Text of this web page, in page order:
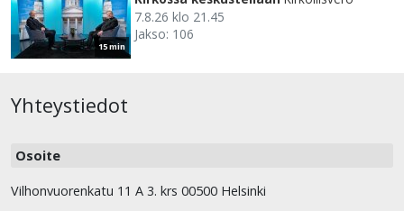
15 min
7.8.26 klo 21.45
Jakso: 106
Yhteystiedot
Osoite
Vilhonvuorenkatu 11 A 3. krs 00500 Helsinki